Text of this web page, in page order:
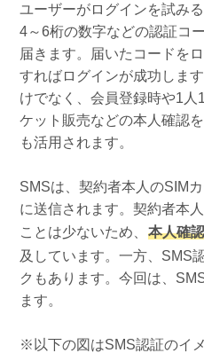
ユーザーがログインを試み
4～6桁の数字などの認証コ
届きます。届いたコードを
すればログインが成功しま
けでなく、会員登録時や1
ケット販売などの本人確認
も活用されます。
SMSは、契約者本人のSIM
に送信されます。契約者本
ことは少ないため、 本人確
及しています。一方、SMS
クもあります。今回は、
ます。
※以下の図はSMS認証のイ